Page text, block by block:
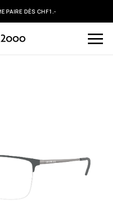
PAIRE DÈS CHF1.-